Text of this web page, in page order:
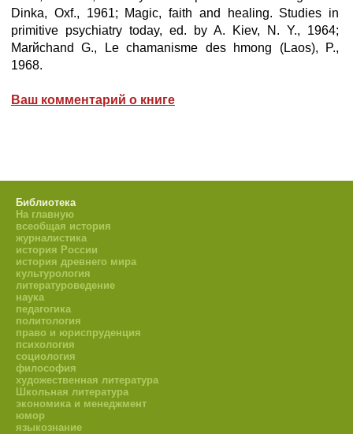
Dinka, Oxf., 1961; Magic, faith and healing. Studies in
primitive psychiatry today, ed. by A. Kiev, N. Y., 1964;
Marйchand G., Le chamanisme des hmong (Laos), P.,
1968.
Ваш комментарий о книге
Библиотека
На главную
всеобщая история
журналистика
история России
история древнего мира
культурология
литературоведение
наука
педагогика
политология
право и юриспруденция
психология
социология
философия
художественная литература
Школьная литература
экономика и менеджмент
юмор
языкознание